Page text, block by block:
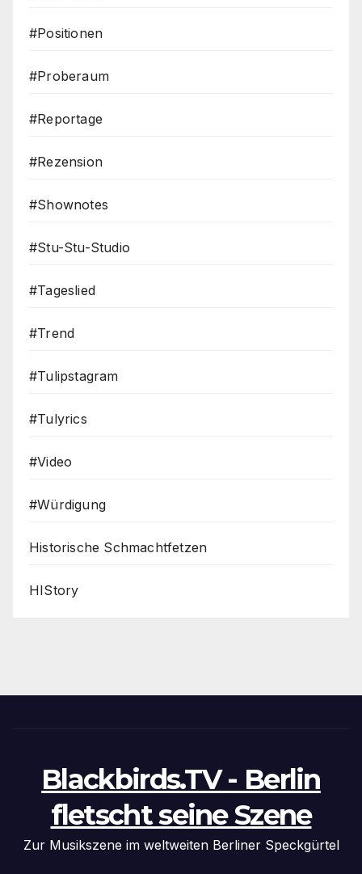
#Positionen
#Proberaum
#Reportage
#Rezension
#Shownotes
#Stu-Stu-Studio
#Tageslied
#Trend
#Tulipstagram
#Tulyrics
#Video
#Würdigung
Historische Schmachtfetzen
HIStory
Blackbirds.TV - Berlin
fletscht seine Szene
Zur Musikszene im weltweiten Berliner Speckgürtel